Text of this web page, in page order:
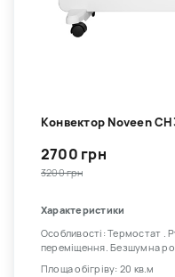
Kонвектор Noveen
2700 грн
3200 грн
Характеристики
Особливості: Термостат .
переміщення. Безшумна
Площа обігріву: 20 кв.м